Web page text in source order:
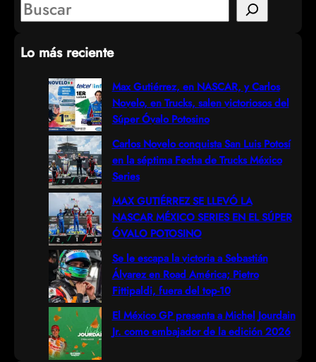
S
a
Lo más reciente
Max Gutiérrez, en NASCAR, y Carlos
Novelo, en Trucks, salen victoriosos del
Súper Óvalo Potosino
Carlos Novelo conquista San Luis Potosí
en la séptima Fecha de Trucks México
Series
MAX GUTIÉRREZ SE LLEVÓ LA
NASCAR MÉXICO SERIES EN EL SÚPER
ÓVALO POTOSINO
Se le escapa la victoria a Sebastián
Álvarez en Road América; Pietro
Fittipaldi, fuera del top-10
El México GP presenta a Michel Jourdain
Jr. como embajador de la edición 2026